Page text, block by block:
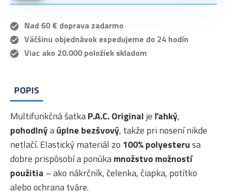
Nad 60 € doprava zadarmo
Väčšinu objednávok expedujeme do 24 hodín
Viac ako 20.000 položiek skladom
POPIS
Multifunkčná šatkaP.A.C. Original je ľahký,
pohodlnýaúplne bezšvový, takže pri nosení nikde
netlačí. Elastický materiál zo 100% polyesterusa
dobre prispôsobí a ponúkamnožstvo možností
použitia – ako nákrčník, čelenka, čiapka, potítko
alebo ochrana tváre.